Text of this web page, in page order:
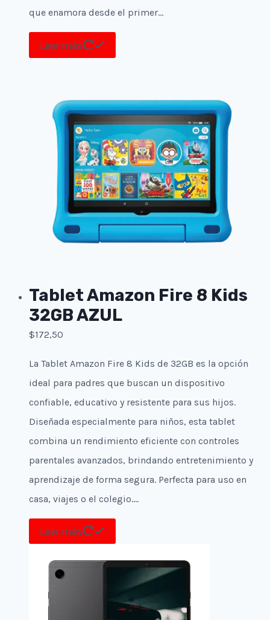
que enamora desde el primer…
Leer más
Tablet Amazon Fire 8 Kids
32GB AZUL
$172,50
La Tablet Amazon Fire 8 Kids de 32GB es la opción
ideal para padres que buscan un dispositivo
confiable, educativo y resistente para sus hijos.
Diseñada especialmente para niños, esta tablet
combina un rendimiento eficiente con controles
parentales avanzados, brindando entretenimiento y
aprendizaje de forma segura. Perfecta para uso en
casa, viajes o el colegio….
Leer más